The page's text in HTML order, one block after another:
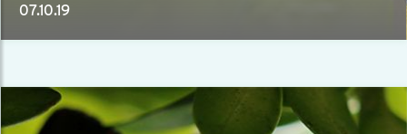
07.10.19